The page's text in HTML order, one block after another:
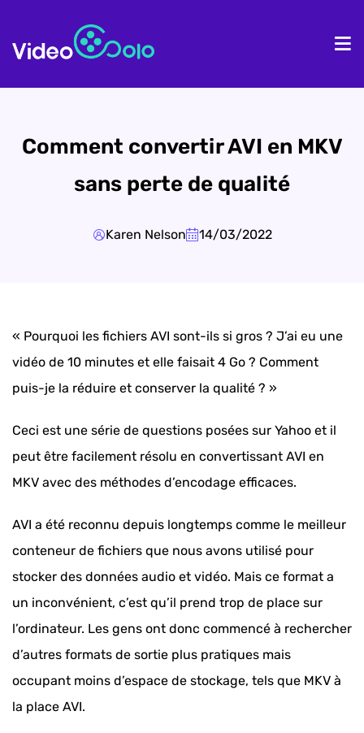
Comment convertir AVI en MKV
sans perte de qualité
Karen Nelson 14/03/2022
« Pourquoi les fichiers AVI sont-ils si gros ? J’ai eu une
vidéo de 10 minutes et elle faisait 4 Go ? Comment
puis-je la réduire et conserver la qualité ? »
Ceci est une série de questions posées sur Yahoo et il
peut être facilement résolu en convertissant AVI en
MKV avec des méthodes d’encodage efficaces.
AVI a été reconnu depuis longtemps comme le meilleur
conteneur de fichiers que nous avons utilisé pour
stocker des données audio et vidéo. Mais ce format a
un inconvénient, c’est qu’il prend trop de place sur
l’ordinateur. Les gens ont donc commencé à rechercher
d’autres formats de sortie plus pratiques mais
occupant moins d’espace de stockage, tels que MKV à
la place AVI.